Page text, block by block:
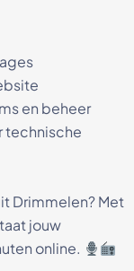
en beheer
technische
Drimmelen? Met
jouw
online.